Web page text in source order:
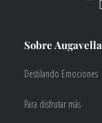
Sobre Augavella
Destilando Emociones
Para disfrutar más